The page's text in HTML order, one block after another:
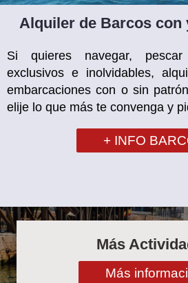
Alquiler de Barcos con
Si quieres navegar,
exclusivos e inolvidables,
embarcaciones con o sin
elije lo que más te convenga y
+ INFO
Más
Más